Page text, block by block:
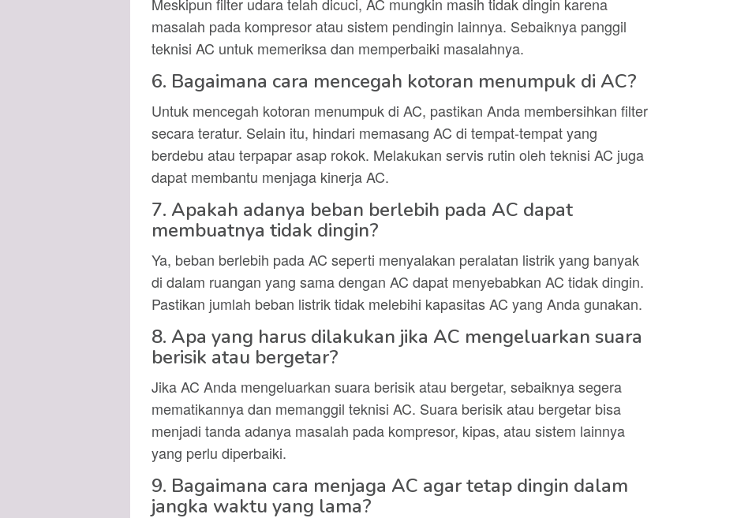
masalah pada kompresor atau sistem pendingin lainnya. Sebaiknya panggil
teknisi AC untuk memeriksa dan memperbaiki masalahnya.
6. Bagaimana cara mencegah kotoran menumpuk di AC?
Untuk mencegah kotoran menumpuk di AC, pastikan Anda membersihkan filter
secara teratur. Selain itu, hindari memasang AC di tempat-tempat yang
berdebu atau terpapar asap rokok. Melakukan servis rutin oleh teknisi AC juga
dapat membantu menjaga kinerja AC.
7. Apakah adanya beban berlebih pada AC dapat
membuatnya tidak dingin?
Ya, beban berlebih pada AC seperti menyalakan peralatan listrik yang banyak
di dalam ruangan yang sama dengan AC dapat menyebabkan AC tidak dingin.
Pastikan jumlah beban listrik tidak melebihi kapasitas AC yang Anda gunakan.
8. Apa yang harus dilakukan jika AC mengeluarkan suara
berisik atau bergetar?
Jika AC Anda mengeluarkan suara berisik atau bergetar, sebaiknya segera
mematikannya dan memanggil teknisi AC. Suara berisik atau bergetar bisa
menjadi tanda adanya masalah pada kompresor, kipas, atau sistem lainnya
yang perlu diperbaiki.
9. Bagaimana cara menjaga AC agar tetap dingin dalam
jangka waktu yang lama?